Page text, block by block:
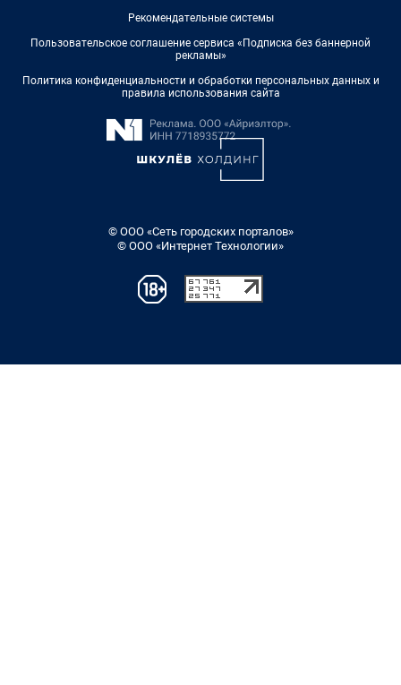
Рекомендательные системы
Пользовательское соглашение сервиса «Подписка без баннерной
рекламы»
Политика конфиденциальности и обработки персональных данных и
правила использования сайта
© ООО «Сеть городских порталов»
© ООО «Интернет Технологии»